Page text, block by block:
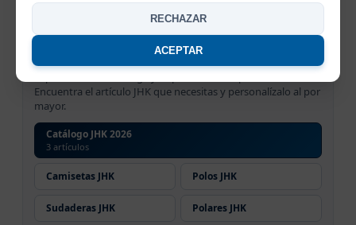
RECHAZAR
ACEPTAR
catálogo jhkestá listo para serserigrafiado, estampado o
Catálogo JHK 2026 por categoría
Encuentra el artículo JHK que necesitas y personalízalo al por
mayor.
Catálogo JHK 2026
3 artículos
Camisetas JHK Polos JHK
Sudaderas JHK Polares JHK